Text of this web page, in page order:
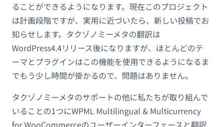
ることができるようになります。現在このプロジェクト
は計画段階ですが、実用に近づいたら、新しい投稿でお
知らせします。タクゾノミーメタの翻訳は
WordPress4.4リリース後になりますが、ほとんどのテ
ーマとプラグインはこの機能を使用できるようになるま
でもう少し時間が掛かるので、問題はありません。
タクゾノミーメタのサポートの他に私たちが取り組んで
いることの1つにWPML Multilingual & Multicurrency
for WooCommerceのユーザーインターフェースと翻訳